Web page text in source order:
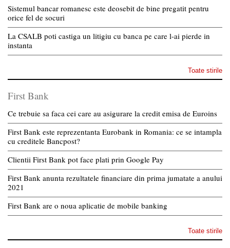
Sistemul bancar romanesc este deosebit de bine pregatit pentru
orice fel de socuri
La CSALB poti castiga un litigiu cu banca pe care l-ai pierde in
instanta
Toate stirile
First Bank
Ce trebuie sa faca cei care au asigurare la credit emisa de Euroins
First Bank este reprezentanta Eurobank in Romania: ce se intampla
cu creditele Bancpost?
Clientii First Bank pot face plati prin Google Pay
First Bank anunta rezultatele financiare din prima jumatate a anului
2021
First Bank are o noua aplicatie de mobile banking
Toate stirile